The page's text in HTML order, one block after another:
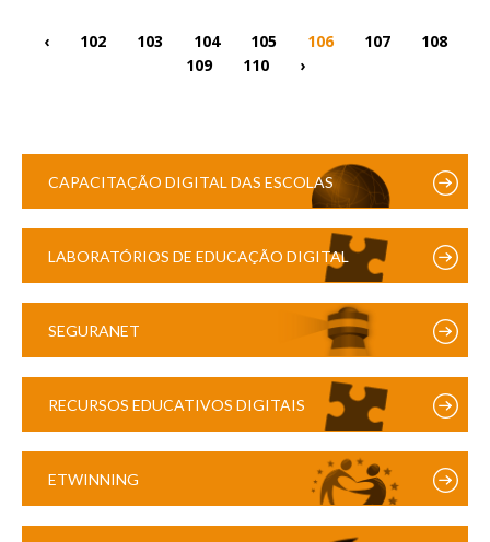
‹ 102 103 104 105 106 107
108
109
110 ›
CAPACITAÇÃO DIGITAL DAS ESCOLAS
LABORATÓRIOS DE EDUCAÇÃO DIGITAL
SEGURANET
RECURSOS EDUCATIVOS DIGITAIS
ETWINNING